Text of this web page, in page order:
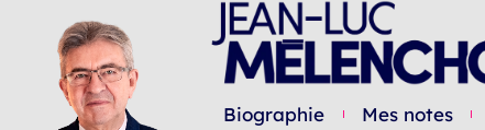
Biographie Mes notes